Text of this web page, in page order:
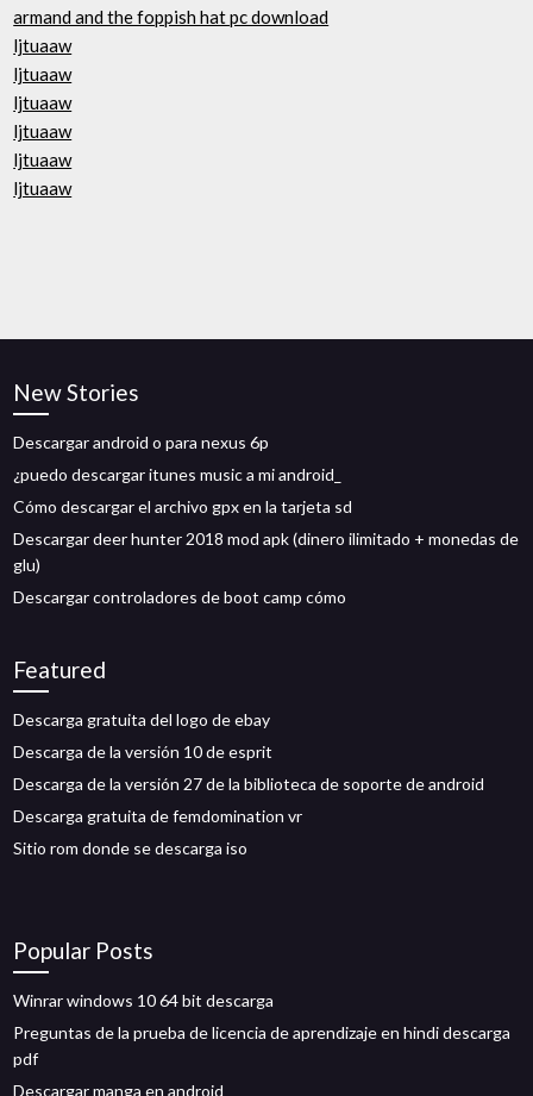
armand and the foppish hat pc download
ljtuaaw
ljtuaaw
ljtuaaw
ljtuaaw
ljtuaaw
ljtuaaw
New Stories
Descargar android o para nexus 6p
¿puedo descargar itunes music a mi android_
Cómo descargar el archivo gpx en la tarjeta sd
Descargar deer hunter 2018 mod apk (dinero ilimitado + monedas de
glu)
Descargar controladores de boot camp cómo
Featured
Descarga gratuita del logo de ebay
Descarga de la versión 10 de esprit
Descarga de la versión 27 de la biblioteca de soporte de android
Descarga gratuita de femdomination vr
Sitio rom donde se descarga iso
Popular Posts
Winrar windows 10 64 bit descarga
Preguntas de la prueba de licencia de aprendizaje en hindi descarga
pdf
Descargar manga en android